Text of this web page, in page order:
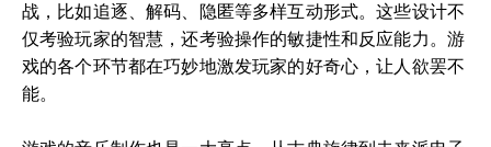
战，比如追逐、解码、隐匿等多样互动形式。这些设计不
仅考验玩家的智慧，还考验操作的敏捷性和反应能力。游
戏的各个环节都在巧妙地激发玩家的好奇心，让人欲罢不
能。